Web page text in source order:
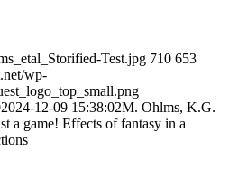
Test.jpg 710 653
wp-
2024-12-09 15:38:02M. Ohlms, K.G.
a game! Effects of fantasy in a